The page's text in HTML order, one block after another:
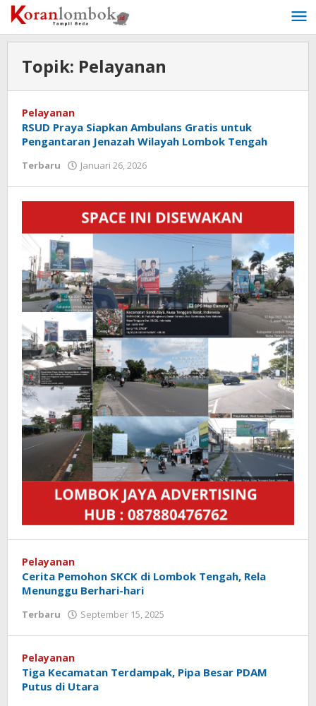
Lewati
ke
konten
Topik: Pelayanan
Pelayanan
RSUD Praya Siapkan Ambulans Gratis untuk
Pengantaran Jenazah Wilayah Lombok Tengah
Terbaru Januari 26, 2026
Pelayanan
Cerita Pemohon SKCK di Lombok Tengah, Rela
Menunggu Berhari-hari
Terbaru September 15, 2025
Pelayanan
Tiga Kecamatan Terdampak, Pipa Besar PDAM
Putus di Utara